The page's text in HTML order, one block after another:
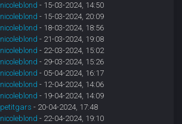
nicoleblond - 15-03-2024, 14:50
nicoleblond - 15-03-2024, 20:09
nicoleblond - 18-03-2024, 18:56
nicoleblond - 21-03-2024, 19:08
nicoleblond - 22-03-2024, 15:02
nicoleblond - 29-03-2024, 15:26
nicoleblond - 05-04-2024, 16:17
nicoleblond - 12-04-2024, 14:06
nicoleblond - 19-04-2024, 14:09
petitgars - 20-04-2024, 17:48
nicoleblond - 22-04-2024, 19:10